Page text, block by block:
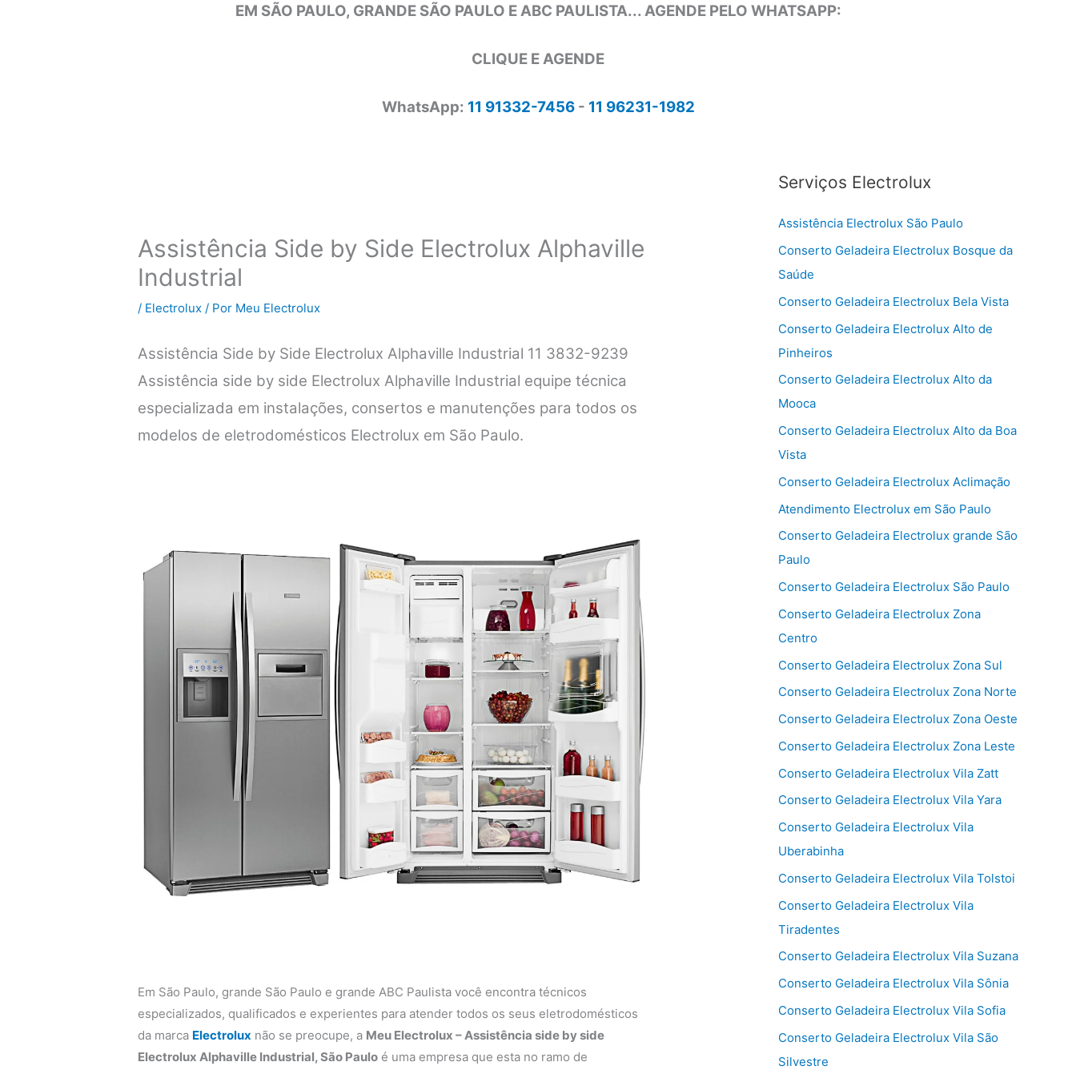
EM SÃO PAULO, GRANDE SÃO PAULO E ABC PAULISTA... AGENDE PELO WHATSAPP:
CLIQUE E AGENDE
WhatsApp: 11 91332-7456- 11 96231-1982
Assistência Side by Side Electrolux Alphaville
Industrial
/ Electrolux / Por Meu Electrolux
Assistência Side by Side Electrolux Alphaville Industrial 11 3832-9239
Assistência side by side Electrolux Alphaville Industrial equipe técnica
especializada em instalações, consertos e manutenções para todos os
modelos de eletrodomésticos Electrolux em São Paulo.
Em São Paulo, grande São Paulo e grande ABC Paulista você encontra técnicos
especializados, qualificados e experientes para atender todos os seus eletrodomésticos
da marca Electrolux não se preocupe, a Meu Electrolux – Assistência side by side
Electrolux Alphaville Industrial, São Paulo é uma empresa que esta no ramo de
Serviços Electrolux
Assistência Electrolux São Paulo
Conserto Geladeira Electrolux Bosque da
Saúde
Conserto Geladeira Electrolux Bela Vista
Conserto Geladeira Electrolux Alto de
Pinheiros
Conserto Geladeira Electrolux Alto da
Mooca
Conserto Geladeira Electrolux Alto da Boa
Vista
Conserto Geladeira Electrolux Aclimação
Atendimento Electrolux em São Paulo
Conserto Geladeira Electrolux grande São
Paulo
Conserto Geladeira Electrolux São Paulo
Conserto Geladeira Electrolux Zona
Centro
Conserto Geladeira Electrolux Zona Sul
Conserto Geladeira Electrolux Zona Norte
Conserto Geladeira Electrolux Zona Oeste
Conserto Geladeira Electrolux Zona Leste
Conserto Geladeira Electrolux Vila Zatt
Conserto Geladeira Electrolux Vila Yara
Conserto Geladeira Electrolux Vila
Uberabinha
Conserto Geladeira Electrolux Vila Tolstoi
Conserto Geladeira Electrolux Vila
Tiradentes
Conserto Geladeira Electrolux Vila Suzana
Conserto Geladeira Electrolux Vila Sônia
Conserto Geladeira Electrolux Vila Sofia
Conserto Geladeira Electrolux Vila São
Silvestre